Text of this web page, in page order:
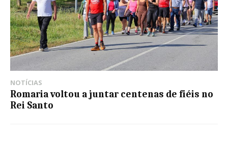
NOTÍCIAS
Romaria voltou a juntar centenas de fiéis no
Rei Santo